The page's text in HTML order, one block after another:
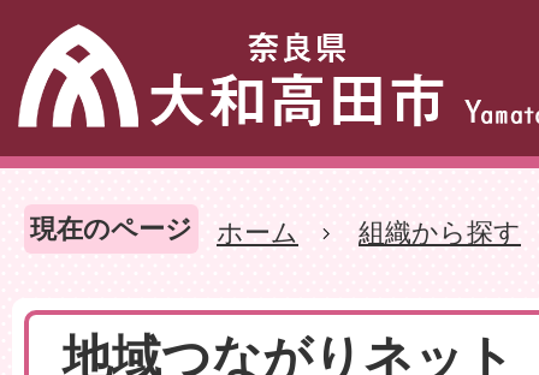
現在のページ ホーム 組織から探す
地域つながりネット